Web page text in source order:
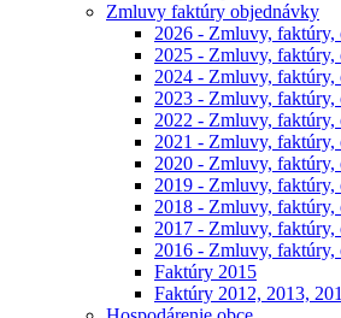
Zmluvy faktúry objednávky
2026 - Zmluvy, faktúry,
2025 - Zmluvy, faktúry,
2024 - Zmluvy, faktúry,
2023 - Zmluvy, faktúry,
2022 - Zmluvy, faktúry,
2021 - Zmluvy, faktúry,
2020 - Zmluvy, faktúry,
2019 - Zmluvy, faktúry,
2018 - Zmluvy, faktúry,
2017 - Zmluvy, faktúry,
2016 - Zmluvy, faktúry,
Faktúry 2015
Faktúry 2012, 2013,